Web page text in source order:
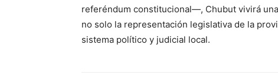
referéndum constitucional—, Chubut vivirá
no solo la representación legislativa de la
sistema político y judicial local.